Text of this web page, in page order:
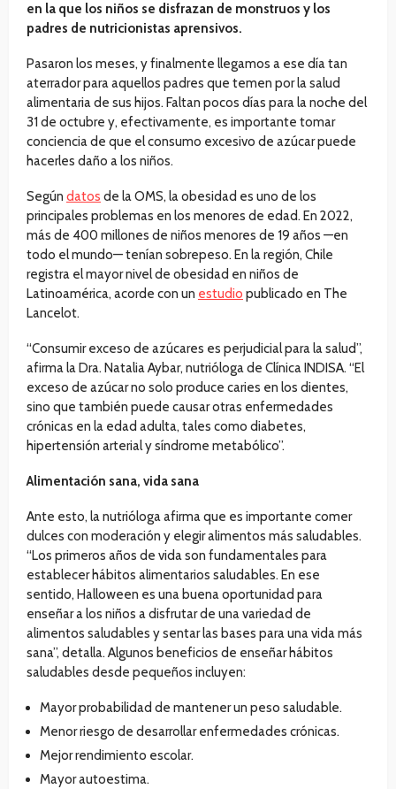
en la que los niños se disfrazan de monstruos y los
padres de nutricionistas aprensivos.
Pasaron los meses, y finalmente llegamos a ese día tan
aterrador para aquellos padres que temen por la salud
alimentaria de sus hijos. Faltan pocos días para la noche del
31 de octubre y, efectivamente, es importante tomar
conciencia de que el consumo excesivo de azúcar puede
hacerles daño a los niños.
Según datos de la OMS, la obesidad es uno de los
principales problemas en los menores de edad. En 2022,
más de 400 millones de niños menores de 19 años —en
todo el mundo— tenían sobrepeso. En la región, Chile
registra el mayor nivel de obesidad en niños de
Latinoamérica, acorde con un estudio publicado en The
Lancelot.
“Consumir exceso de azúcares es perjudicial para la salud”,
afirma la Dra. Natalia Aybar, nutrióloga de Clínica INDISA. “El
exceso de azúcar no solo produce caries en los dientes,
sino que también puede causar otras enfermedades
crónicas en la edad adulta, tales como diabetes,
hipertensión arterial y síndrome metabólico”.
Alimentación sana, vida sana
Ante esto, la nutrióloga afirma que es importante comer
dulces con moderación y elegir alimentos más saludables.
“Los primeros años de vida son fundamentales para
establecer hábitos alimentarios saludables. En ese
sentido, Halloween es una buena oportunidad para
enseñar a los niños a disfrutar de una variedad de
alimentos saludables y sentar las bases para una vida más
sana”, detalla. Algunos beneficios de enseñar hábitos
saludables desde pequeños incluyen:
Mayor probabilidad de mantener un peso saludable.
Menor riesgo de desarrollar enfermedades crónicas.
Mejor rendimiento escolar.
Mayor autoestima.